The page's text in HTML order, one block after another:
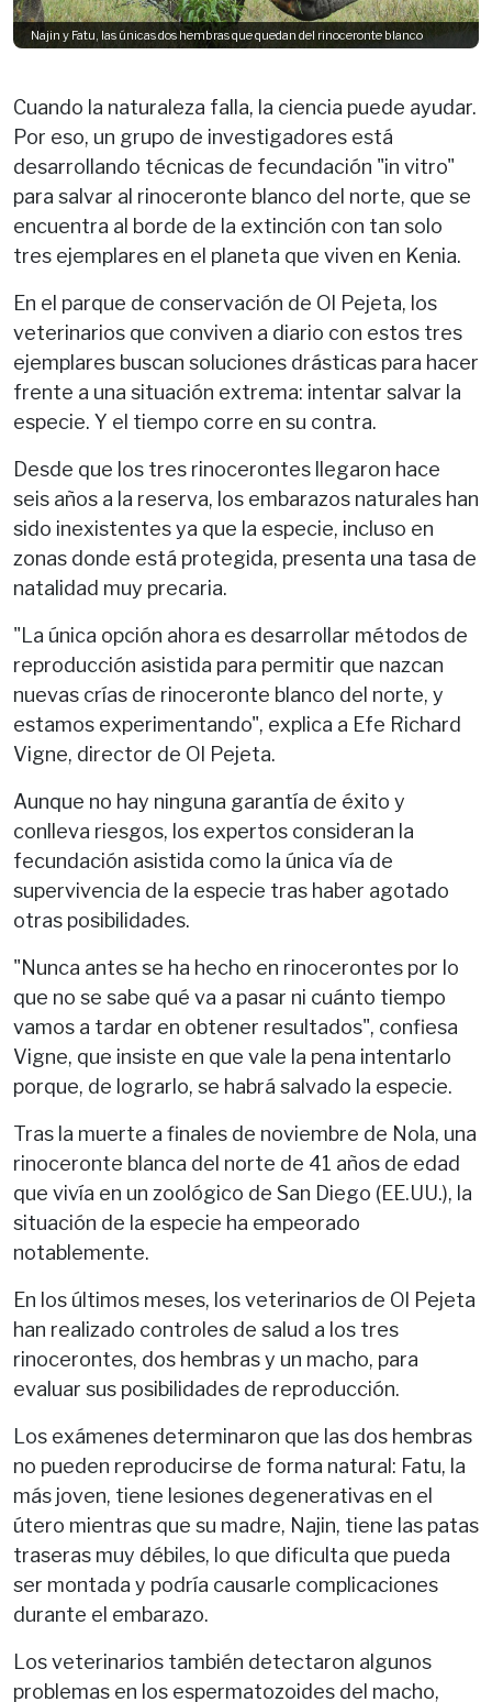
Najin y Fatu, las únicas dos hembras que quedan del rinoceronte blanco
Cuando la naturaleza falla, la ciencia puede ayudar.
Por eso, un grupo de investigadores está
desarrollando técnicas de fecundación "in vitro"
para salvar al rinoceronte blanco del norte, que se
encuentra al borde de la extinción con tan solo
tres ejemplares en el planeta que viven en Kenia.
En el parque de conservación de Ol Pejeta, los
veterinarios que conviven a diario con estos tres
ejemplares buscan soluciones drásticas para hacer
frente a una situación extrema: intentar salvar la
especie. Y el tiempo corre en su contra.
Desde que los tres rinocerontes llegaron hace
seis años a la reserva, los embarazos naturales han
sido inexistentes ya que la especie, incluso en
zonas donde está protegida, presenta una tasa de
natalidad muy precaria.
"La única opción ahora es desarrollar métodos de
reproducción asistida para permitir que nazcan
nuevas crías de rinoceronte blanco del norte, y
estamos experimentando", explica a Efe Richard
Vigne, director de Ol Pejeta.
Aunque no hay ninguna garantía de éxito y
conlleva riesgos, los expertos consideran la
fecundación asistida como la única vía de
supervivencia de la especie tras haber agotado
otras posibilidades.
"Nunca antes se ha hecho en rinocerontes por lo
que no se sabe qué va a pasar ni cuánto tiempo
vamos a tardar en obtener resultados", confiesa
Vigne, que insiste en que vale la pena intentarlo
porque, de lograrlo, se habrá salvado la especie.
Tras la muerte a finales de noviembre de Nola, una
rinoceronte blanca del norte de 41 años de edad
que vivía en un zoológico de San Diego (EE.UU.), la
situación de la especie ha empeorado
notablemente.
En los últimos meses, los veterinarios de Ol Pejeta
han realizado controles de salud a los tres
rinocerontes, dos hembras y un macho, para
evaluar sus posibilidades de reproducción.
Los exámenes determinaron que las dos hembras
no pueden reproducirse de forma natural: Fatu, la
más joven, tiene lesiones degenerativas en el
útero mientras que su madre, Najin, tiene las patas
traseras muy débiles, lo que dificulta que pueda
ser montada y podría causarle complicaciones
durante el embarazo.
Los veterinarios también detectaron algunos
problemas en los espermatozoides del macho,